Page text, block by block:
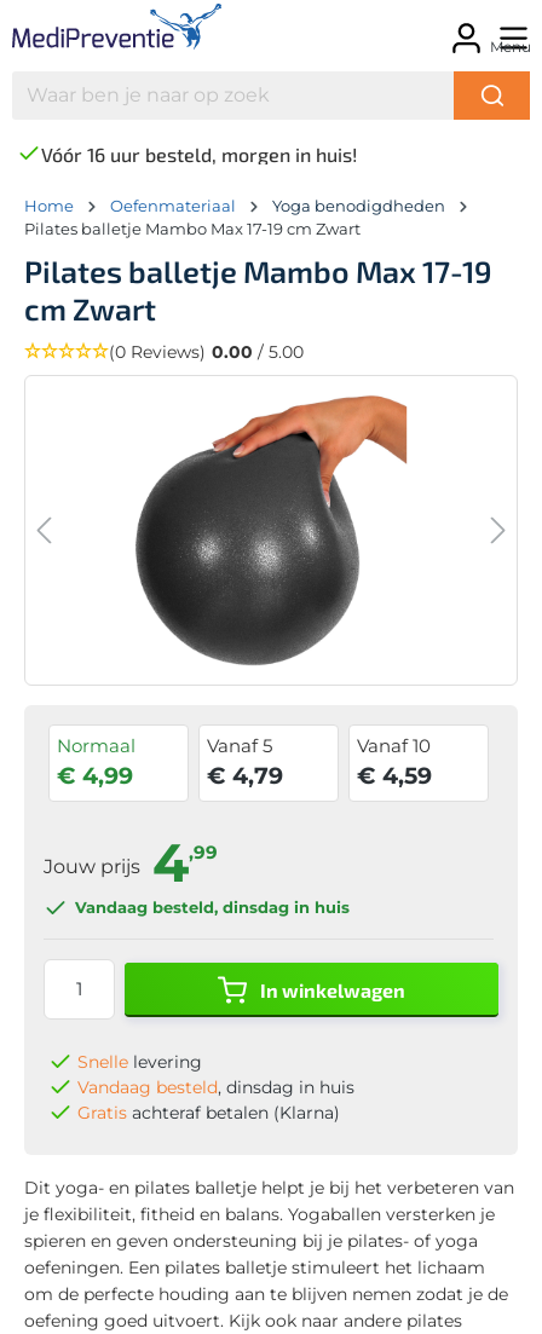
Menu
Vóór 16 uur besteld, morgen in huis!
Home Oefenmateriaal
Yoga benodigdheden
Pilates balletje Mambo Max 17-19 cm Zwart
Pilates balletje Mambo Max 17-19
cm Zwart
(0 Reviews) 0.00 / 5.00
Normaal
€ 4,99
Vanaf 5
€ 4,79
Vanaf 10
€ 4,59
Jouw prijs 4,99
Vandaag besteld, dinsdag in huis
In winkelwagen
Snelle levering
Vandaag besteld, dinsdag in huis
Gratis achteraf betalen (Klarna)
Dit yoga- en pilates balletje helpt je bij het verbeteren van
je flexibiliteit, fitheid en balans. Yogaballen versterken je
spieren en geven ondersteuning bij je pilates- of yoga
oefeningen. Een pilates balletje stimuleert het lichaam
om de perfecte houding aan te blijven nemen zodat je de
oefening goed uitvoert. Kijk ook naar andere pilates